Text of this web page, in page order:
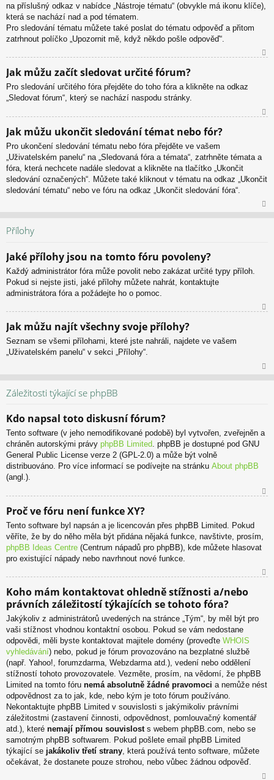
na příslušný odkaz v nabídce „Nástroje tématu“ (obvykle má ikonu klíče),
která se nachází nad a pod tématem.
Pro sledování tématu můžete také poslat do tématu odpověď a přitom
zatrhnout políčko „Upozornit mě, když někdo pošle odpověď“.
Jak můžu začít sledovat určité fórum?
Pro sledování určitého fóra přejděte do toho fóra a klikněte na odkaz
„Sledovat fórum“, který se nachází naspodu stránky.
u
Jak můžu ukončit sledování témat nebo fór?
Pro ukončení sledování tématu nebo fóra přejděte ve vašem
„Uživatelském panelu“ na „Sledovaná fóra a témata“, zatrhněte témata a
fóra, která nechcete nadále sledovat a klikněte na tlačítko „Ukončit
sledování označených“. Můžete také kliknout v tématu na odkaz „Ukončit
sledování tématu“ nebo ve fóru na odkaz „Ukončit sledování fóra“.
Přílohy
Jaké přílohy jsou na tomto fóru povoleny?
Každý administrátor fóra může povolit nebo zakázat určité typy příloh.
Pokud si nejste jisti, jaké přílohy můžete nahrát, kontaktujte
administrátora fóra a požádejte ho o pomoc.
Jak můžu najít všechny svoje přílohy?
Seznam se všemi přílohami, které jste nahráli, najdete ve vašem
„Uživatelském panelu“ v sekci „Přílohy“.
Záležitosti týkající se phpBB
Kdo napsal toto diskusní fórum?
Tento software (v jeho nemodifikované podobě) byl vytvořen, zveřejněn a
chráněn autorskými právy phpBB Limited. phpBB je dostupné pod GNU
General Public License verze 2 (GPL-2.0) a může být volně
distribuováno. Pro více informací se podívejte na stránku About phpBB
(angl.).
u
Proč ve fóru není funkce XY?
Tento software byl napsán a je licencován přes phpBB Limited. Pokud
věříte, že by do něho měla být přidána nějaká funkce, navštivte, prosím,
phpBB Ideas Centre (Centrum nápadů pro phpBB), kde můžete hlasovat
pro existující nápady nebo navrhnout nové funkce.
Koho mám kontaktovat ohledně stížnosti a/nebo
právních záležitostí týkajících se tohoto fóra?
Jakýkoliv z administrátorů uvedených na stránce „Tým“, by měl být pro
vaši stížnost vhodnou kontaktní osobou. Pokud se vám nedostane
odpovědi, měli byste kontaktovat majitele domény (proveďte WHOIS
vyhledávání) nebo, pokud je fórum provozováno na bezplatné službě
(např. Yahoo!, forumzdarma, Webzdarma atd.), vedení nebo oddělení
stížností tohoto provozovatele. Vezměte, prosím, na vědomí, že phpBB
Limited na tomto fóru nemá absolutně žádné pravomoci a nemůže nést
odpovědnost za to jak, kde, nebo kým je toto fórum používáno.
Nekontaktujte phpBB Limited v souvislosti s jakýmikoliv právními
záležitostmi (zastavení činnosti, odpovědnost, pomlouvačný komentář
atd.), které nemají přímou souvislosts webem phpBB.com, nebo se
samotným phpBB softwarem. Pokud pošlete email phpBB Limited
týkající se jakákoliv třetí strany, která používá tento software, můžete
očekávat, že dostanete pouze strohou, nebo vůbec žádnou odpověď.